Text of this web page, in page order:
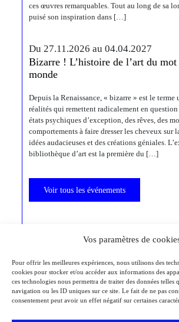
Vos paramètres de
Pour offrir les meilleures expériences, nous utilisons des
cookies pour stocker et/ou accéder aux informations des
ces technologies nous permettra de traiter des données telles
navigation ou les ID uniques sur ce site. Le fait de ne pas
consentement peut avoir un effet négatif sur certaines
ces œuvres remarquables. Tout au long de sa
puisé son inspiration dans […]
Du 27.11.2026 au 04.04.2027
Bizarre ! L’histoire de l’art du
monde
Depuis la Renaissance, « bizarre » est le
réalités qui remettent radicalement en question
états psychiques d’exception, des rêves, des
comportements à faire dresser les cheveux sur
idées audacieuses et des créations géniales.
bibliothèque d’art est la première du […]
Voir tous les événements